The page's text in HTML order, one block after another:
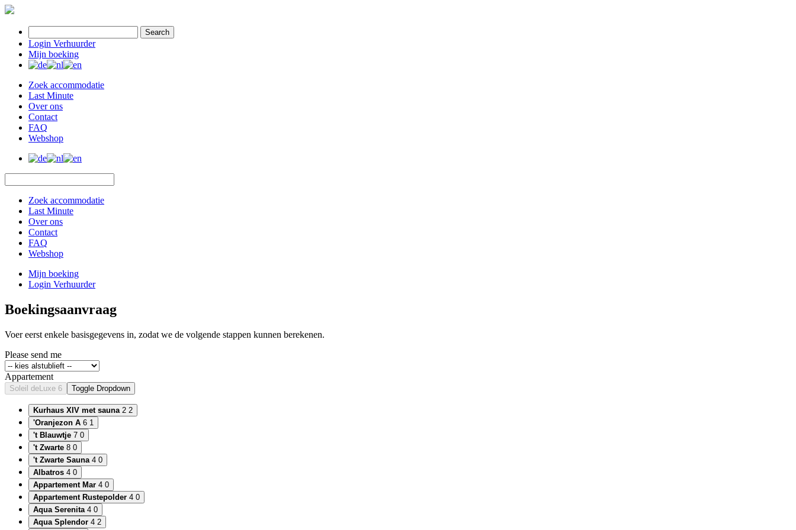
Search
Login Verhuurder
Mijn boeking
Zoek accommodatie
Last Minute
Over ons
Contact
FAQ
Webshop
Zoek accommodatie
Last Minute
Over ons
Contact
FAQ
Webshop
Mijn boeking
Login Verhuurder
Boekingsaanvraag
Voer eerst enkele basisgegevens in, zodat we de volgende stappen kunnen berekenen.
Please send me
Appartement
Soleil deLuxe 6 Toggle Dropdown
Kurhaus XIV met sauna 2 2
'Oranjezon A 6 1
't Blauwtje 7 0
't Zwarte 8 0
't Zwarte Sauna 4 0
Albatros 4 0
Appartement Mar 4 0
Appartement Rustepolder 4 0
Aqua Serenita 4 0
Aqua Splendor 4 2